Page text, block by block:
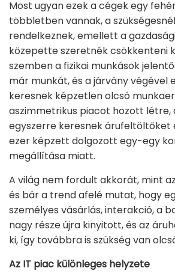
Most ugyan ezek a cégek egy
többletben vannak, a
rendelkeznek, emellett a
közepette szeretnék csökkenteni
szemben a fizikai munkások
már munkát, és a járvány végével
keresnek képzetlen olcsó
aszimmetrikus piacot hozott létre,
egyszerre keresnek árufeltöltőket
ezer képzett dolgozott egy-egy
megállítása miatt.
A világ nem fordult akkorát, mint
és bár a trend afelé mutat, hogy
személyes vásárlás, interakció, a
nagy része újra kinyitott, és az
ki, így továbbra is szükség van
Az IT piac különleges helyzete